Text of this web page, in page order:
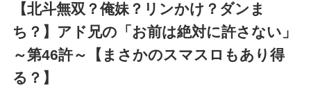
【北斗無双？俺妹？リンかけ？ダンま
ち？】アド兄の「お前は絶対に許さない」
～第46許～【まさかのスマスロもあり得
る？】